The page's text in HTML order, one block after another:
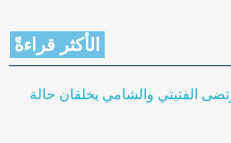
الأكثر قراءةً